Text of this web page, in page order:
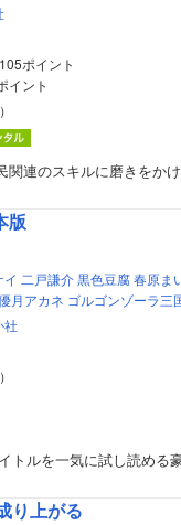
ポイント
イント
関連のスキルに磨きをか
版
二戸謙介 黒色豆腐 春原ま
月アカネ ゴルゴンゾーラ三
社
）
トルを一気に試し読め
り上がる